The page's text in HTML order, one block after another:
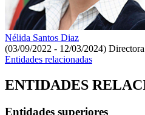
Nélida Santos Diaz
(03/09/2022 - 12/03/2024)
Entidades relacionadas
ENTIDADES
Entidades superiores